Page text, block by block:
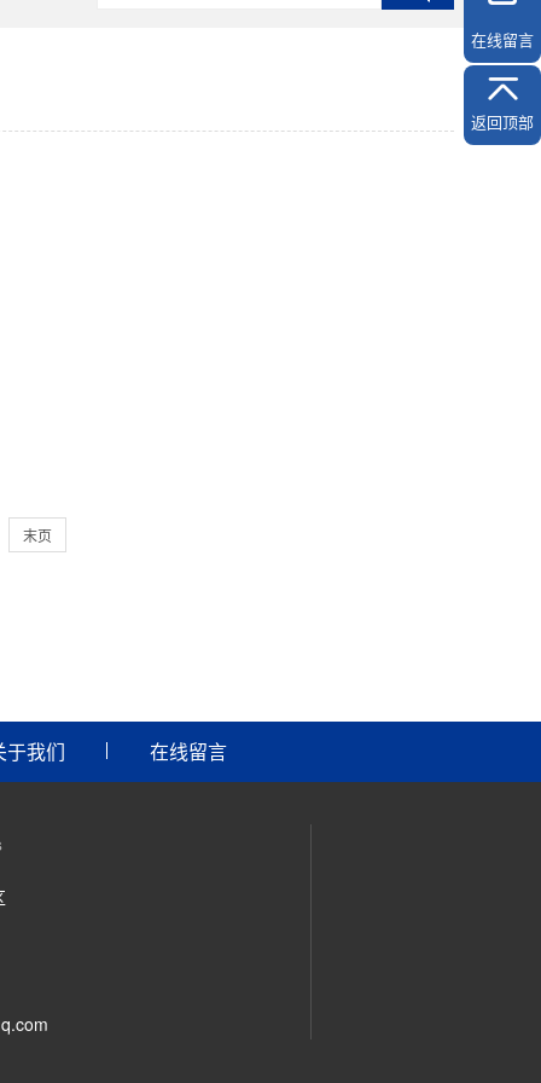
末页
于我们 在线留言
在线留言
返回顶部